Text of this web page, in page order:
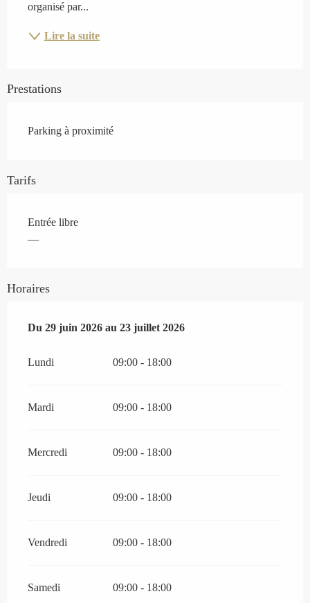
organisé par...
Lire la suite
Prestations
Parking à proximité
Tarifs
Entrée libre
—
Horaires
Du 29 juin 2026 au 23 juillet 2026
Du 29 juin 2026 au 23 juillet 2026
Lundi 09:00 - 18:00
Mardi 09:00 - 18:00
Mercredi 09:00 - 18:00
Jeudi 09:00 - 18:00
Vendredi 09:00 - 18:00
Samedi 09:00 - 18:00